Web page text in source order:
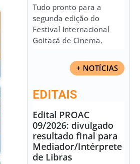
Tudo pronto para a
segunda edição do
Festival Internacional
Goitacá de Cinema,
+ NOTÍCIAS
EDITAIS
Edital PROAC
09/2026: divulgado
resultado final para
Mediador/Intérprete
de Libras